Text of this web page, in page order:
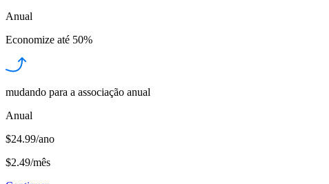
Anual
Economize até 50%
mudando para a associação anual
Anual
$24.99/ano
$2.49/mês